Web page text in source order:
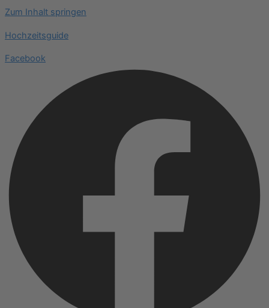
Zum Inhalt springen
Hochzeitsguide
Facebook